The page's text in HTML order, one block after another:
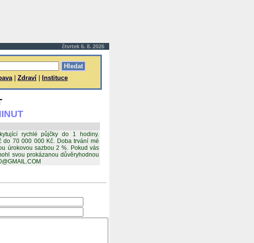
čtvrtek 6. 8. 2026
| Zdraví Instituce
rychlé půjčky do 1 hodiny.
do 70 000 000 Kč. Doba trvání mé
úrokovou sazbou 2 %. Pokud vás
svou prokázanou důvěryhodnou